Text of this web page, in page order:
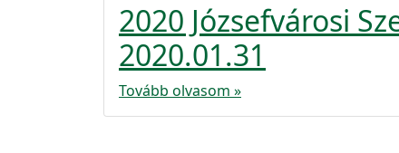
2020 Józsefvárosi
2020.01.31
Tovább olvasom »